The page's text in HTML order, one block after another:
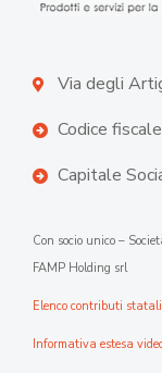
Via degli
Codice
Capitale
Con socio unico –
FAMP Holding srl
Elenco contributi
Informativa estesa